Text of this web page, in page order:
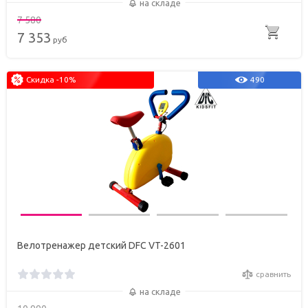
на складе
7 580
7 353 руб
490
Скидка -10%
Велотренажер детский DFC VT-2601
сравнить
на складе